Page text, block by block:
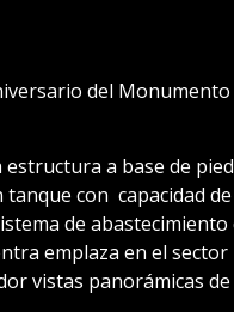
del
a base de
con capacidad
de
emplaza en el
vistas panorámicas de